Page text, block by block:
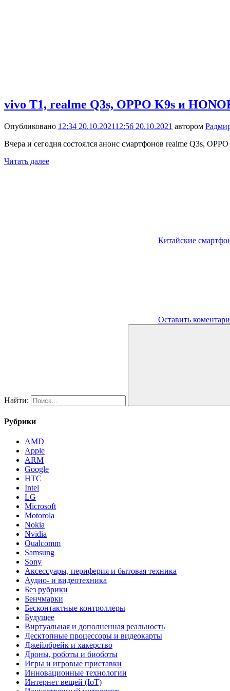
vivo T1, realme Q3s, OPPO K9s и
Опубликовано 12:34 20.10.202112:56 20.10.2021 автором
Вчера и сегодня состоялся анонс смартфонов realme Q3s,
Читать далее
Китайские
Оставить
Найти:
Рубрики
AMD
Apple
ARM
Google
HTC
Intel
LG
Microsoft
Motorola
Nokia
Nvidia
Qualcomm
Samsung
Sony
Аксессуары, периферия и бытовая техника
Аудио- и видеотехника
Без рубрики
Бенчмарки
Бесконтактные контроллеры
Будущее
Виртуальная и дополненная реальность
Десктопные процессоры и видеокарты
Джейлбрейк и хакерство
Дроны, роботы и биоботы
Игры и игровые приставки
Инновационные технологии
Интернет вещей (IoT)